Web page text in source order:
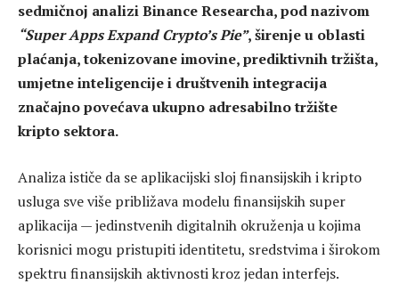
sedmičnoj analizi Binance Researcha, pod nazivom
“Super Apps Expand Crypto’s Pie”, širenje u oblasti
plaćanja, tokenizovane imovine, prediktivnih tržišta,
umjetne inteligencije i društvenih integracija
značajno povećava ukupno adresabilno tržište
kripto sektora.
Analiza ističe da se aplikacijski sloj finansijskih i kripto
usluga sve više približava modelu finansijskih super
aplikacija — jedinstvenih digitalnih okruženja u kojima
korisnici mogu pristupiti identitetu, sredstvima i širokom
spektru finansijskih aktivnosti kroz jedan interfejs.